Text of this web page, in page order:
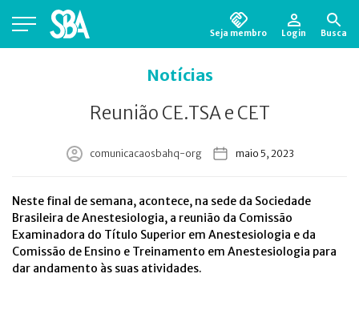
Seja membro Login Busca
Notícias
Reunião CE.TSA e CET
comunicacaosbahq-org maio 5, 2023
Neste final de semana, acontece, na sede da Sociedade
Brasileira de Anestesiologia, a reunião da Comissão
Examinadora do Título Superior em Anestesiologia e da
Comissão de Ensino e Treinamento em Anestesiologia para
dar andamento às suas atividades.